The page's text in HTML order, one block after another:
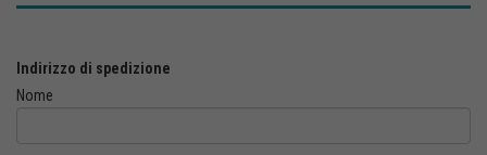
Indirizzo di spedizione
Nome